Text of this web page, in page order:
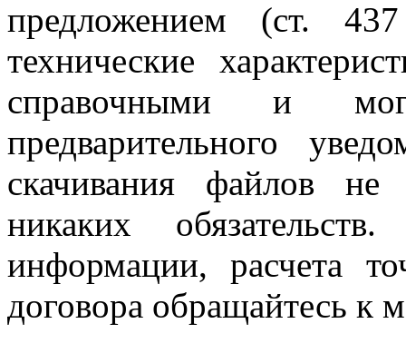
предложением (ст.
технические
справочными и
предварительного
скачивания файлов не
никаких
информации, расчета
договора обращайтесь к